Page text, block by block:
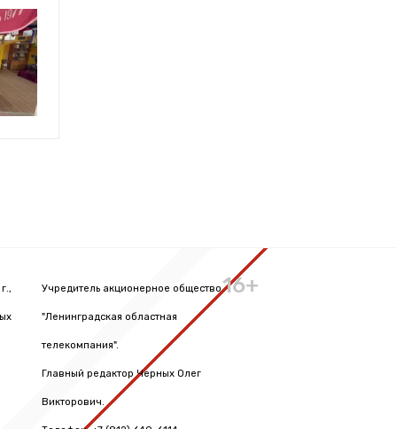
Учредитель акционерное общество
"Ленинградская областная
телекомпания".
Главный редактор Черных Олег
Викторович.
16+